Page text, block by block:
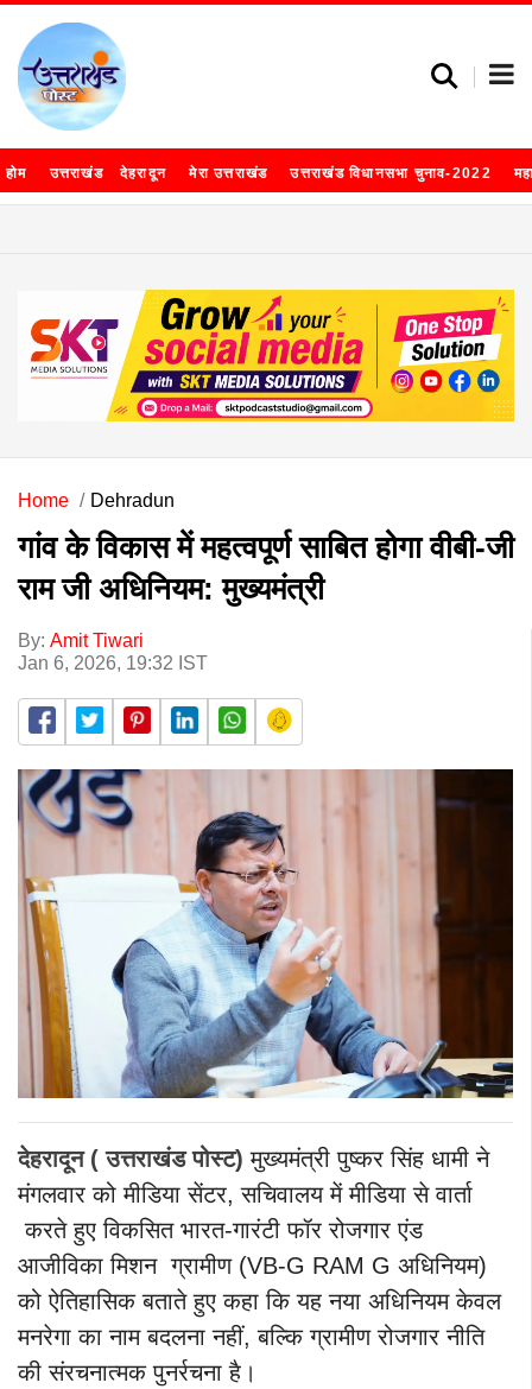
होम उत्तराखंड देहरादून मेरा उत्तराखंड उत्तराखंड विधानसभा चुनाव-2022
Home Dehradun
गांव के विकास में महत्वपूर्ण साबित होगा वीबी-जी
राम जी अधिनियम: मुख्यमंत्री
By: Amit Tiwari
Jan 6, 2026, 19:32 IST
देहरादून ( उत्तराखंड पोस्ट) मुख्यमंत्री पुष्कर सिंह धामी ने
मंगलवार को मीडिया सेंटर, सचिवालय में मीडिया से वार्ता
करते हुए विकसित भारत-गारंटी फॉर रोजगार एंड
आजीविका मिशन ग्रामीण (VB-G RAM G अधिनियम)
को ऐतिहासिक बताते हुए कहा कि यह नया अधिनियम केवल
मनरेगा का नाम बदलना नहीं, बल्कि ग्रामीण रोजगार नीति
की संरचनात्मक पुनर्रचना है।